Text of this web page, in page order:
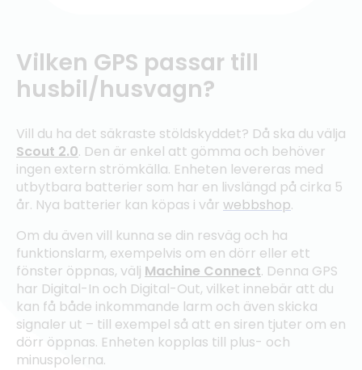
Vilken GPS passar till
husbil/husvagn?
Vill du ha det säkraste stöldskyddet? Då ska du välja
Scout 2.0. Den är enkel att gömma och behöver
ingen extern strömkälla. Enheten levereras med
utbytbara batterier som har en livslängd på cirka 5
år. Nya batterier kan köpas i vår webbshop.
Om du även vill kunna se din resväg och ha
funktionslarm, exempelvis om en dörr eller ett
fönster öppnas, välj Machine Connect. Denna GPS
har Digital-In och Digital-Out, vilket innebär att du
kan få både inkommande larm och även skicka
signaler ut – till exempel så att en siren tjuter om en
dörr öppnas. Enheten kopplas till plus- och
minuspolerna.